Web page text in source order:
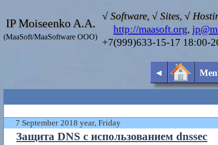
IP Moiseenko A.A.
(MaaSoft/MaaSoftware OOO)
√ Software, √ Sites, √
http://maasoft.org,
+7(999)633-15-17 18:00-
◄
7 September 2018 year, Friday
Защита DNS с использованием dnssec